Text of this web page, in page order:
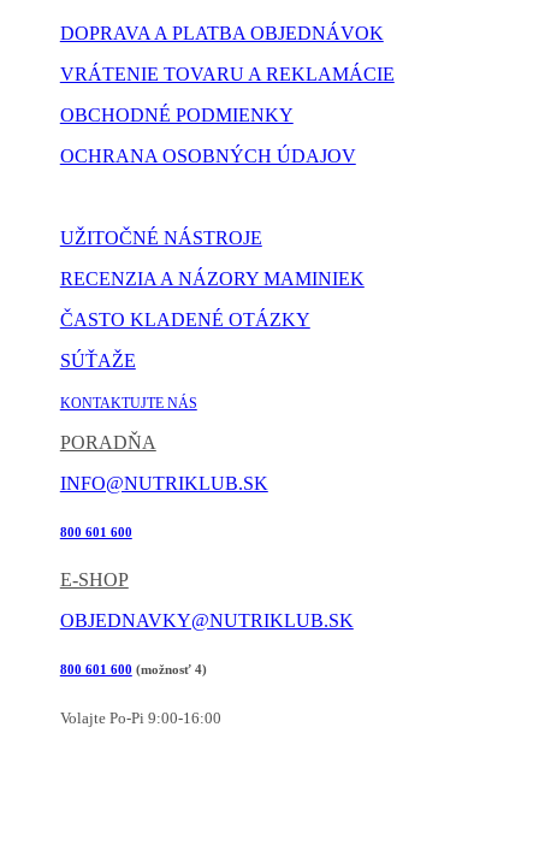
DOPRAVA A PLATBA OBJEDNÁVOK
VRÁTENIE TOVARU A REKLAMÁCIE
OBCHODNÉ PODMIENKY
OCHRANA OSOBNÝCH ÚDAJOV
UŽITOČNÉ NÁSTROJE
RECENZIA A NÁZORY MAMINIEK
ČASTO KLADENÉ OTÁZKY
SÚŤAŽE
KONTAKTUJTE NÁS
PORADŇA
INFO@NUTRIKLUB.SK
800 601 600
E-SHOP
OBJEDNAVKY@NUTRIKLUB.SK
800 601 600 (možnosť 4)
Volajte Po-Pi 9:00-16:00